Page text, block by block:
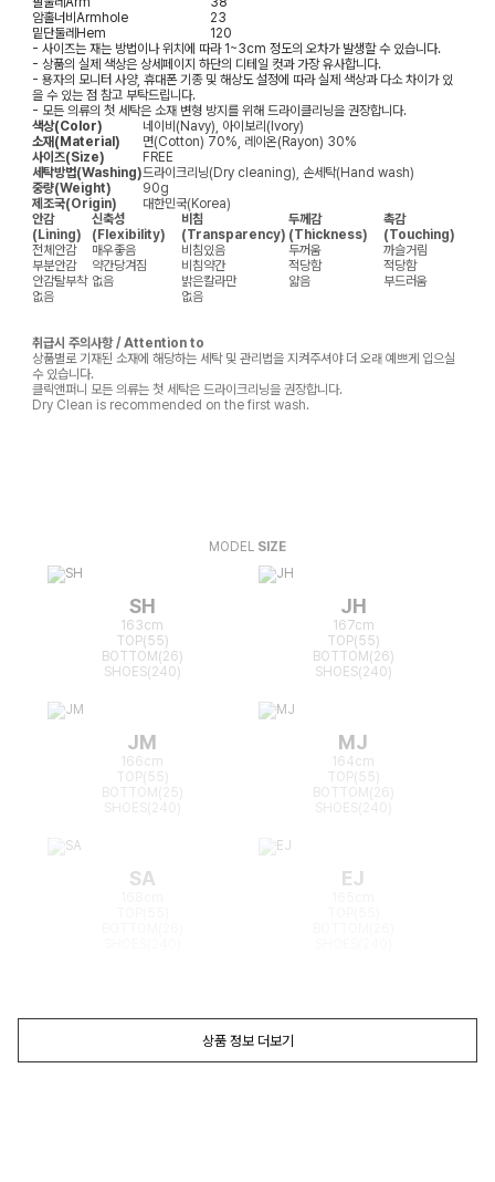
암홀너비Armhole
23
밑단둘레Hem
120
- 사이즈는 재는 방법이나 위치에 따라 1~3cm 정도의 오차가 발생할 수 있습니다.
- 상품의 실제 색상은 상세페이지 하단의 디테일 컷과 가장 유사합니다.
- 용자의 모니터 사양, 휴대폰 기종 및 해상도 설정에 따라 실제 색상과 다소 차이가 있
을 수 있는 점 참고 부탁드립니다.
- 모든 의류의 첫 세탁은 소재 변형 방지를 위해 드라이클리닝을 권장합니다.
색상(Color)
네이비(Navy), 아이보리(Ivory)
소재(Material)
면(Cotton) 70%, 레이온(Rayon) 30%
사이즈(Size)
FREE
세탁방법(Washing)드라이크리닝(Dry cleaning), 손세탁(Hand wash)
중량(Weight)
90g
제조국(Origin)
대한민국(Korea)
안감
(Lining)
신축성
(Flexibility)
비침
(Transparency)
두께감
(Thickness)
촉감
(Touching)
전체안감
매우좋음 비침있음 두꺼움
까슬거림
부분안감
약간당겨짐 비침약간 적당함
적당함
안감탈부착 없음 밝은칼라만 얇음
부드러움
없음
없음
취급시 주의사항 / Attention to
상품별로 기재된 소재에 해당하는 세탁 및 관리법을 지켜주셔야 더 오래 예쁘게 입으실
수 있습니다.
클릭앤퍼니 모든 의류는 첫 세탁은 드라이크리닝을 권장합니다.
Dry Clean is recommended on the first wash.
MODEL SIZE
SH
163cm
TOP(55)
BOTTOM(26)
SHOES(240)
JH
167cm
TOP(55)
BOTTOM(26)
SHOES(240)
JM
166cm
TOP(55)
BOTTOM(25)
MJ
164cm
TOP(55)
BOTTOM(26)
SA EJ
상품 정보 더보기